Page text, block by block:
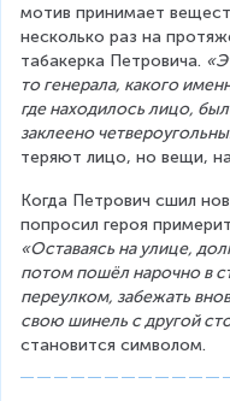
мотив принимает
несколько раз на
табакерка Петровича.
то генерала, какого
где находилось лицо,
заклеено
теряют лицо, но вещи,
Когда Петрович сшил
попросил героя
«Оставаясь на улице,
потом пошёл нарочно в
переулком, забежать
свою шинель с другой
становится символом.